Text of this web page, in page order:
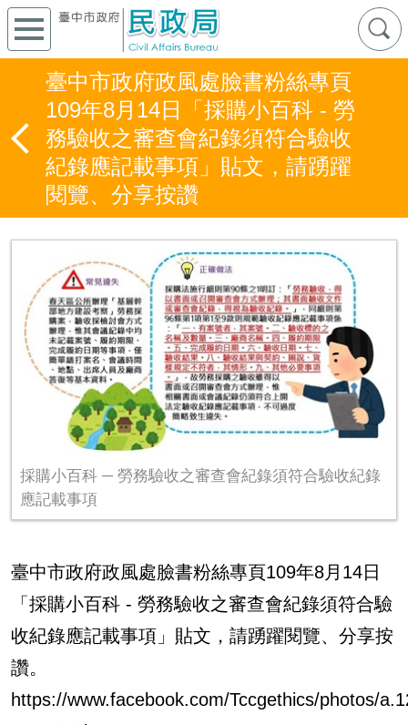
臺中市政府政風處臉書粉絲專頁
109年8月14日「採購小百科 - 勞
務驗收之審查會紀錄須符合驗收
紀錄應記載事項」貼文，請踴躍
閱覽、分享按讚
採購小百科 ─ 勞務驗收之審查會紀錄須符合驗收紀錄
應記載事項
臺中市政府政風處臉書粉絲專頁109年8月14日
「採購小百科 - 勞務驗收之審查會紀錄須符合驗
收紀錄應記載事項」貼文，請踴躍閱覽、分享按
讚。
https://www.facebook.com/Tccgethics/photos/